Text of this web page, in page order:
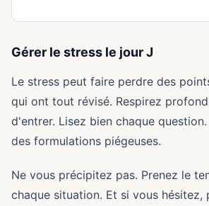
Gérer le stress le jour J
Le stress peut faire perdre des
qui ont tout révisé. Respirez
d'entrer. Lisez bien chaque
des formulations piégeuses.
Ne vous précipitez pas. Prenez le
chaque situation. Et si vous hésitez,